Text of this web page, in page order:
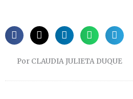
Por CLAUDIA JULIETA DUQUE